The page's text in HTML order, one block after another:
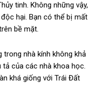
tinh. Không những vậy,
hại. Bạn có thể bị mất
bề mặt.
nhà kính không khả
của các nhà khoa học.
khá giống với Trái Đất